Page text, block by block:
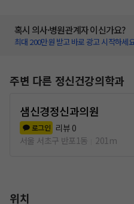
혹시 의사·병원관계자 이신가요?
최대 200만원 받고 바로 광고 시작하세
주변 다른 정신건강의학과
샘신경정신과의원
로그인 리뷰 0
서울 서초구 반포1동
201m
위치